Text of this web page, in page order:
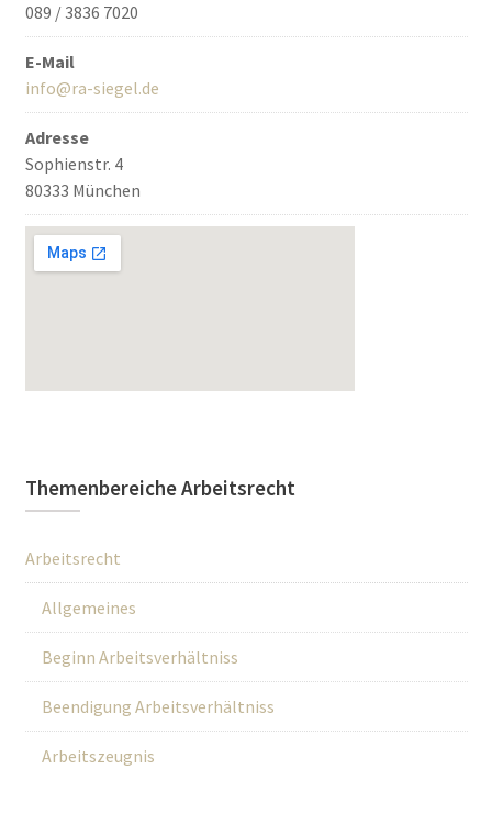
089 / 3836 7020
E-Mail
info@ra-siegel.de
Adresse
Sophienstr. 4
80333 München
Themenbereiche Arbeitsrecht
Arbeitsrecht
Allgemeines
Beginn Arbeitsverhältniss
Beendigung Arbeitsverhältniss
Arbeitszeugnis